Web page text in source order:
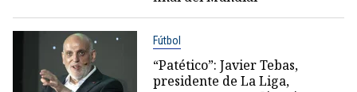
Fútbol
“Patético”: Javier Tebas,
presidente de La Liga,